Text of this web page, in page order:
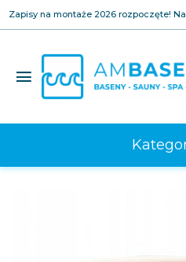
Zapisy na montaże 2026 rozpoczęte!